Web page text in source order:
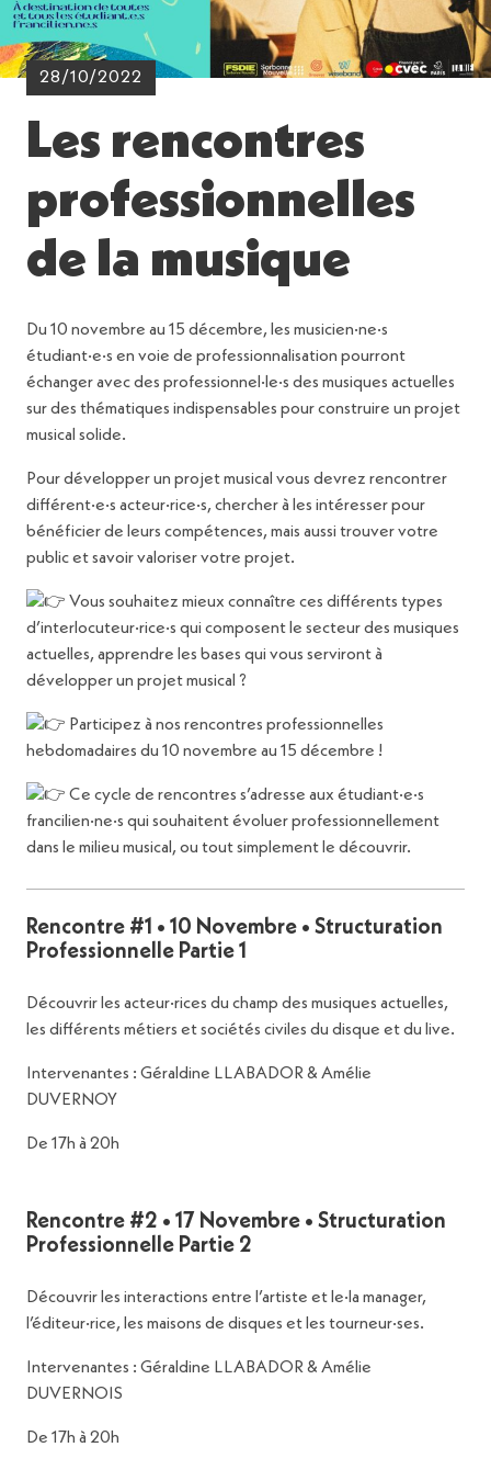
28/10/2022
Les rencontres
professionnelles
de la musique
Du 10 novembre au 15 décembre, les musicien·ne·s
étudiant·e·s en voie de professionnalisation pourront
échanger avec des professionnel·le·s des musiques actuelles
sur des thématiques indispensables pour construire un projet
musical solide.
Pour développer un projet musical vous devrez rencontrer
différent·e·s acteur·rice·s, chercher à les intéresser pour
bénéficier de leurs compétences, mais aussi trouver votre
public et savoir valoriser votre projet.
Vous souhaitez mieux connaître ces différents types
d’interlocuteur·rice·s qui composent le secteur des musiques
actuelles, apprendre les bases qui vous serviront à
développer un projet musical ?
Participez à nos rencontres professionnelles
hebdomadaires du 10 novembre au 15 décembre !
Ce cycle de rencontres s’adresse aux étudiant·e·s
francilien·ne·s qui souhaitent évoluer professionnellement
dans le milieu musical, ou tout simplement le découvrir.
Rencontre #1 • 10 Novembre • Structuration
Professionnelle Partie 1
Découvrir les acteur·rices du champ des musiques actuelles,
les différents métiers et sociétés civiles du disque et du live.
Intervenantes : Géraldine LLABADOR & Amélie
DUVERNOY
De 17h à 20h
Rencontre #2 • 17 Novembre • Structuration
Professionnelle Partie 2
Découvrir les interactions entre l’artiste et le·la manager,
l’éditeur·rice, les maisons de disques et les tourneur·ses.
Intervenantes : Géraldine LLABADOR & Amélie
DUVERNOIS
De 17h à 20h